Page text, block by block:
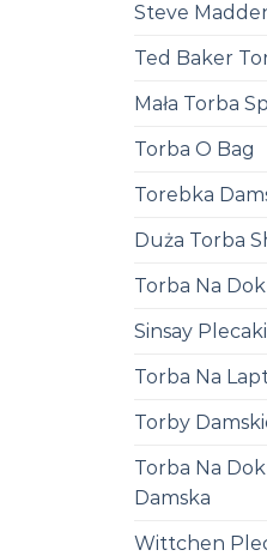
Steve
Ted Baker
Mała Torba
Torba O Bag
Torebka
Duża Torba
Torba Na
Sinsay Plecaki
Torba Na
Torby
Torba Na
Damska
Wittchen